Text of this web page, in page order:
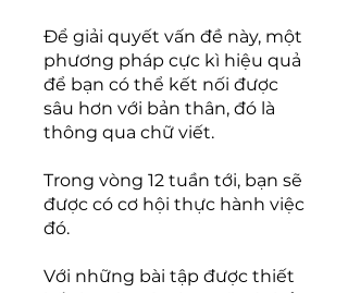
Để giải quyết vấn đề này, một
phương pháp cực kì hiệu quả
để bạn có thể kết nối được
sâu hơn với bản thân, đó là
thông qua chữ viết.
Trong vòng 12 tuần tới, bạn sẽ
được có cơ hội thực hành việc
đó.
Với những bài tập được thiết